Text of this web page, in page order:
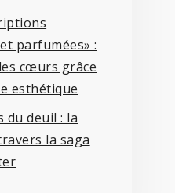
parfumées» :
cœurs grâce
esthétique
du deuil : la
la saga